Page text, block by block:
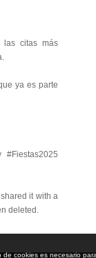
las citas más
ya es parte
#Fiestas2025
it with a
deleted.
cookies es necesario